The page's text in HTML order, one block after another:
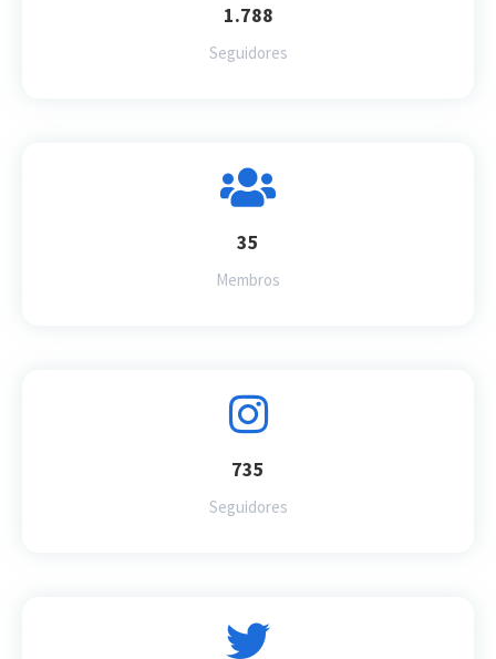
1.788
Seguidores
35
Membros
735
Seguidores